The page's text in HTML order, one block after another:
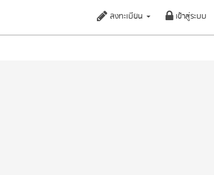
ลงทะเบียน เข้าสู่ระบบ